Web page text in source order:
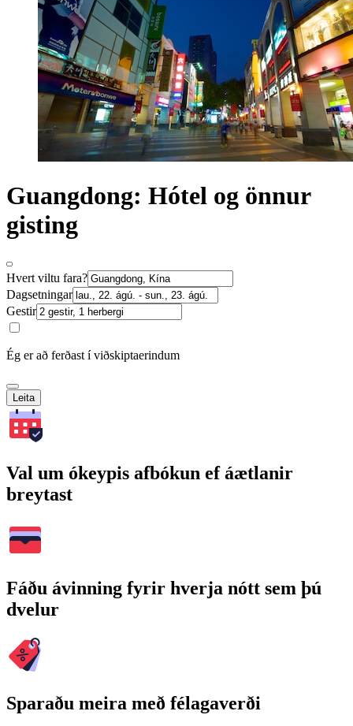
Guangdong: Hótel og önnur
gisting
Hvert viltu fara?
Dagsetningar
Gestir
Ég er að ferðast í viðskiptaerindum
Leita
Val um ókeypis afbókun ef áætlanir
breytast
Fáðu ávinning fyrir hverja nótt sem þú
dvelur
Sparaðu meira með félagaverði